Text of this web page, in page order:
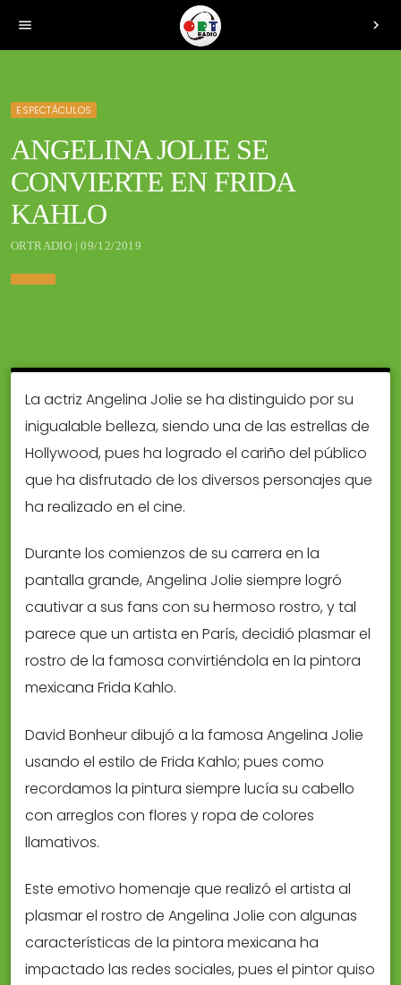
menu chevron_right
ESPECTÁCULOS
ANGELINA JOLIE SE
CONVIERTE EN FRIDA
KAHLO
ORTRADIO | 09/12/2019
La actriz Angelina Jolie se ha distinguido por su
inigualable belleza, siendo una de las estrellas de
Hollywood, pues ha logrado el cariño del público
que ha disfrutado de los diversos personajes que
ha realizado en el cine.
Durante los comienzos de su carrera en la
pantalla grande, Angelina Jolie siempre logró
cautivar a sus fans con su hermoso rostro, y tal
parece que un artista en París, decidió plasmar el
rostro de la famosa convirtiéndola en la pintora
mexicana Frida Kahlo.
David Bonheur dibujó a la famosa Angelina Jolie
usando el estilo de Frida Kahlo; pues como
recordamos la pintura siempre lucía su cabello
con arreglos con flores y ropa de colores
llamativos.
Este emotivo homenaje que realizó el artista al
plasmar el rostro de Angelina Jolie con algunas
características de la pintora mexicana ha
impactado las redes sociales, pues el pintor quiso